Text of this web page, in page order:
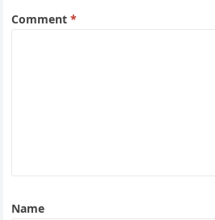
Comment*
Name